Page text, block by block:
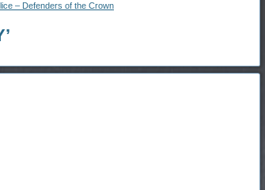
– Defenders of the Crown